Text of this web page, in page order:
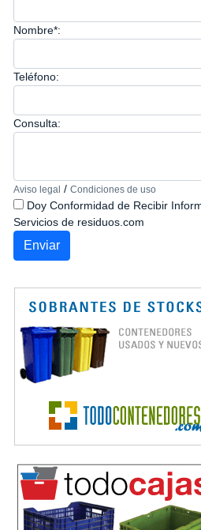
Nombre*:
Teléfono:
Consulta:
Aviso legal / Condiciones de uso
Doy Conformidad de Recibir
Servicios de residuos.com